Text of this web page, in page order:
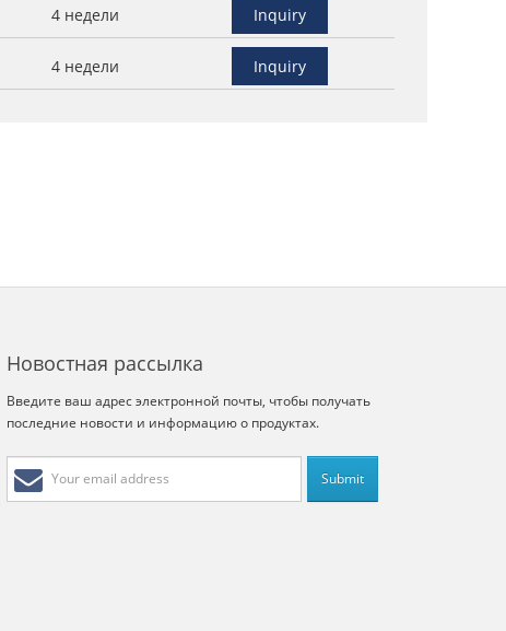
4 недели Inquiry
4 недели Inquiry
Новостная рассылка
Введите ваш адрес электронной почты, чтобы получать
последние новости и информацию о продуктах.